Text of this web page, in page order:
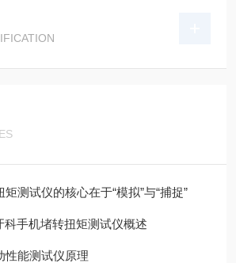
测试仪的核心在于“模拟”与“捕捉”
科手机堵转扭矩测试仪概述
性能测试仪原理